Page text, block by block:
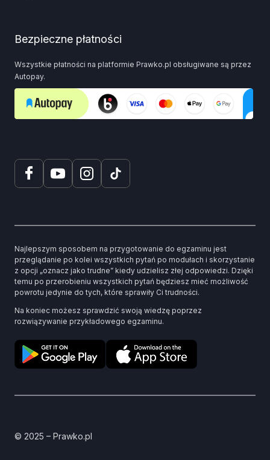
Bezpieczne płatności
Wszystkie płatności na platformie Prawko.pl obsługiwane są przez
Autopay.
Najlepszym sposobem na przygotowanie do egzaminu jest
przeglądanie po kolei wszystkich pytań po modułach i skorzystanie
z opcji „oznacz jako trudne” kiedy udzielisz złej odpowiedzi. Dzięki
temu po przerobieniu wszystkich pytań będziesz mieć możliwość
powrotu jedynie do tych, które sprawiły Ci trudności.
Na koniec możesz sprawdzić swoją wiedzę poprzez
rozwiązywanie przykładowego egzaminu.
© 2025 – Prawko.pl